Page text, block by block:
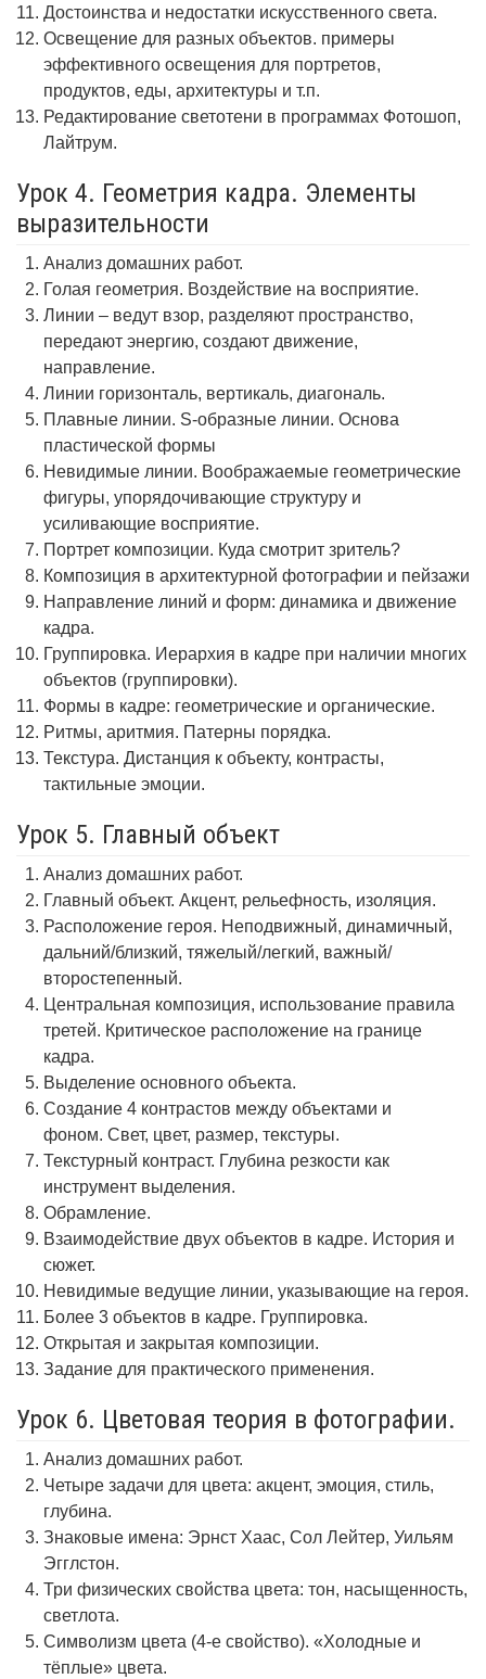
Достоинства и недостатки искусственного света.
Освещение для разных объектов. примеры
эффективного освещения для портретов,
продуктов, еды, архитектуры и т.п.
Редактирование светотени в программах Фотошоп,
Лайтрум.
Урок 4. Геометрия кадра. Элементы
выразительности
Анализ домашних работ.
Голая геометрия. Воздействие на восприятие.
Линии – ведут взор, разделяют пространство,
передают энергию, создают движение,
направление.
Линии горизонталь, вертикаль, диагональ.
Плавные линии. S-образные линии. Основа
пластической формы
Невидимые линии. Воображаемые геометрические
фигуры, упорядочивающие структуру и
усиливающие восприятие.
Портрет композиции. Куда смотрит зритель?
Композиция в архитектурной фотографии и пейзажи
Направление линий и форм: динамика и движение
кадра.
Группировка. Иерархия в кадре при наличии многих
объектов (группировки).
Формы в кадре: геометрические и органические.
Ритмы, аритмия. Патерны порядка.
Текстура. Дистанция к объекту, контрасты,
тактильные эмоции.
Урок 5. Главный объект
Анализ домашних работ.
Главный объект. Акцент, рельефность, изоляция.
Расположение героя. Неподвижный, динамичный,
дальний/близкий, тяжелый/легкий, важный/
второстепенный.
Центральная композиция, использование правила
третей. Критическое расположение на границе
кадра.
Выделение основного объекта.
Создание 4 контрастов между объектами и
фоном. Свет, цвет, размер, текстуры.
Текстурный контраст. Глубина резкости как
инструмент выделения.
Обрамление.
Взаимодействие двух объектов в кадре. История и
сюжет.
Невидимые ведущие линии, указывающие на героя.
Более 3 объектов в кадре. Группировка.
Открытая и закрытая композиции.
Задание для практического применения.
Урок 6. Цветовая теория в фотографии.
Анализ домашних работ.
Четыре задачи для цвета: акцент, эмоция, стиль,
глубина.
Знаковые имена: Эрнст Хаас, Сол Лейтер, Уильям
Эгглстон.
Три физических свойства цвета: тон, насыщенность,
светлота.
Символизм цвета (4-е свойство). «Холодные и
тёплые» цвета.